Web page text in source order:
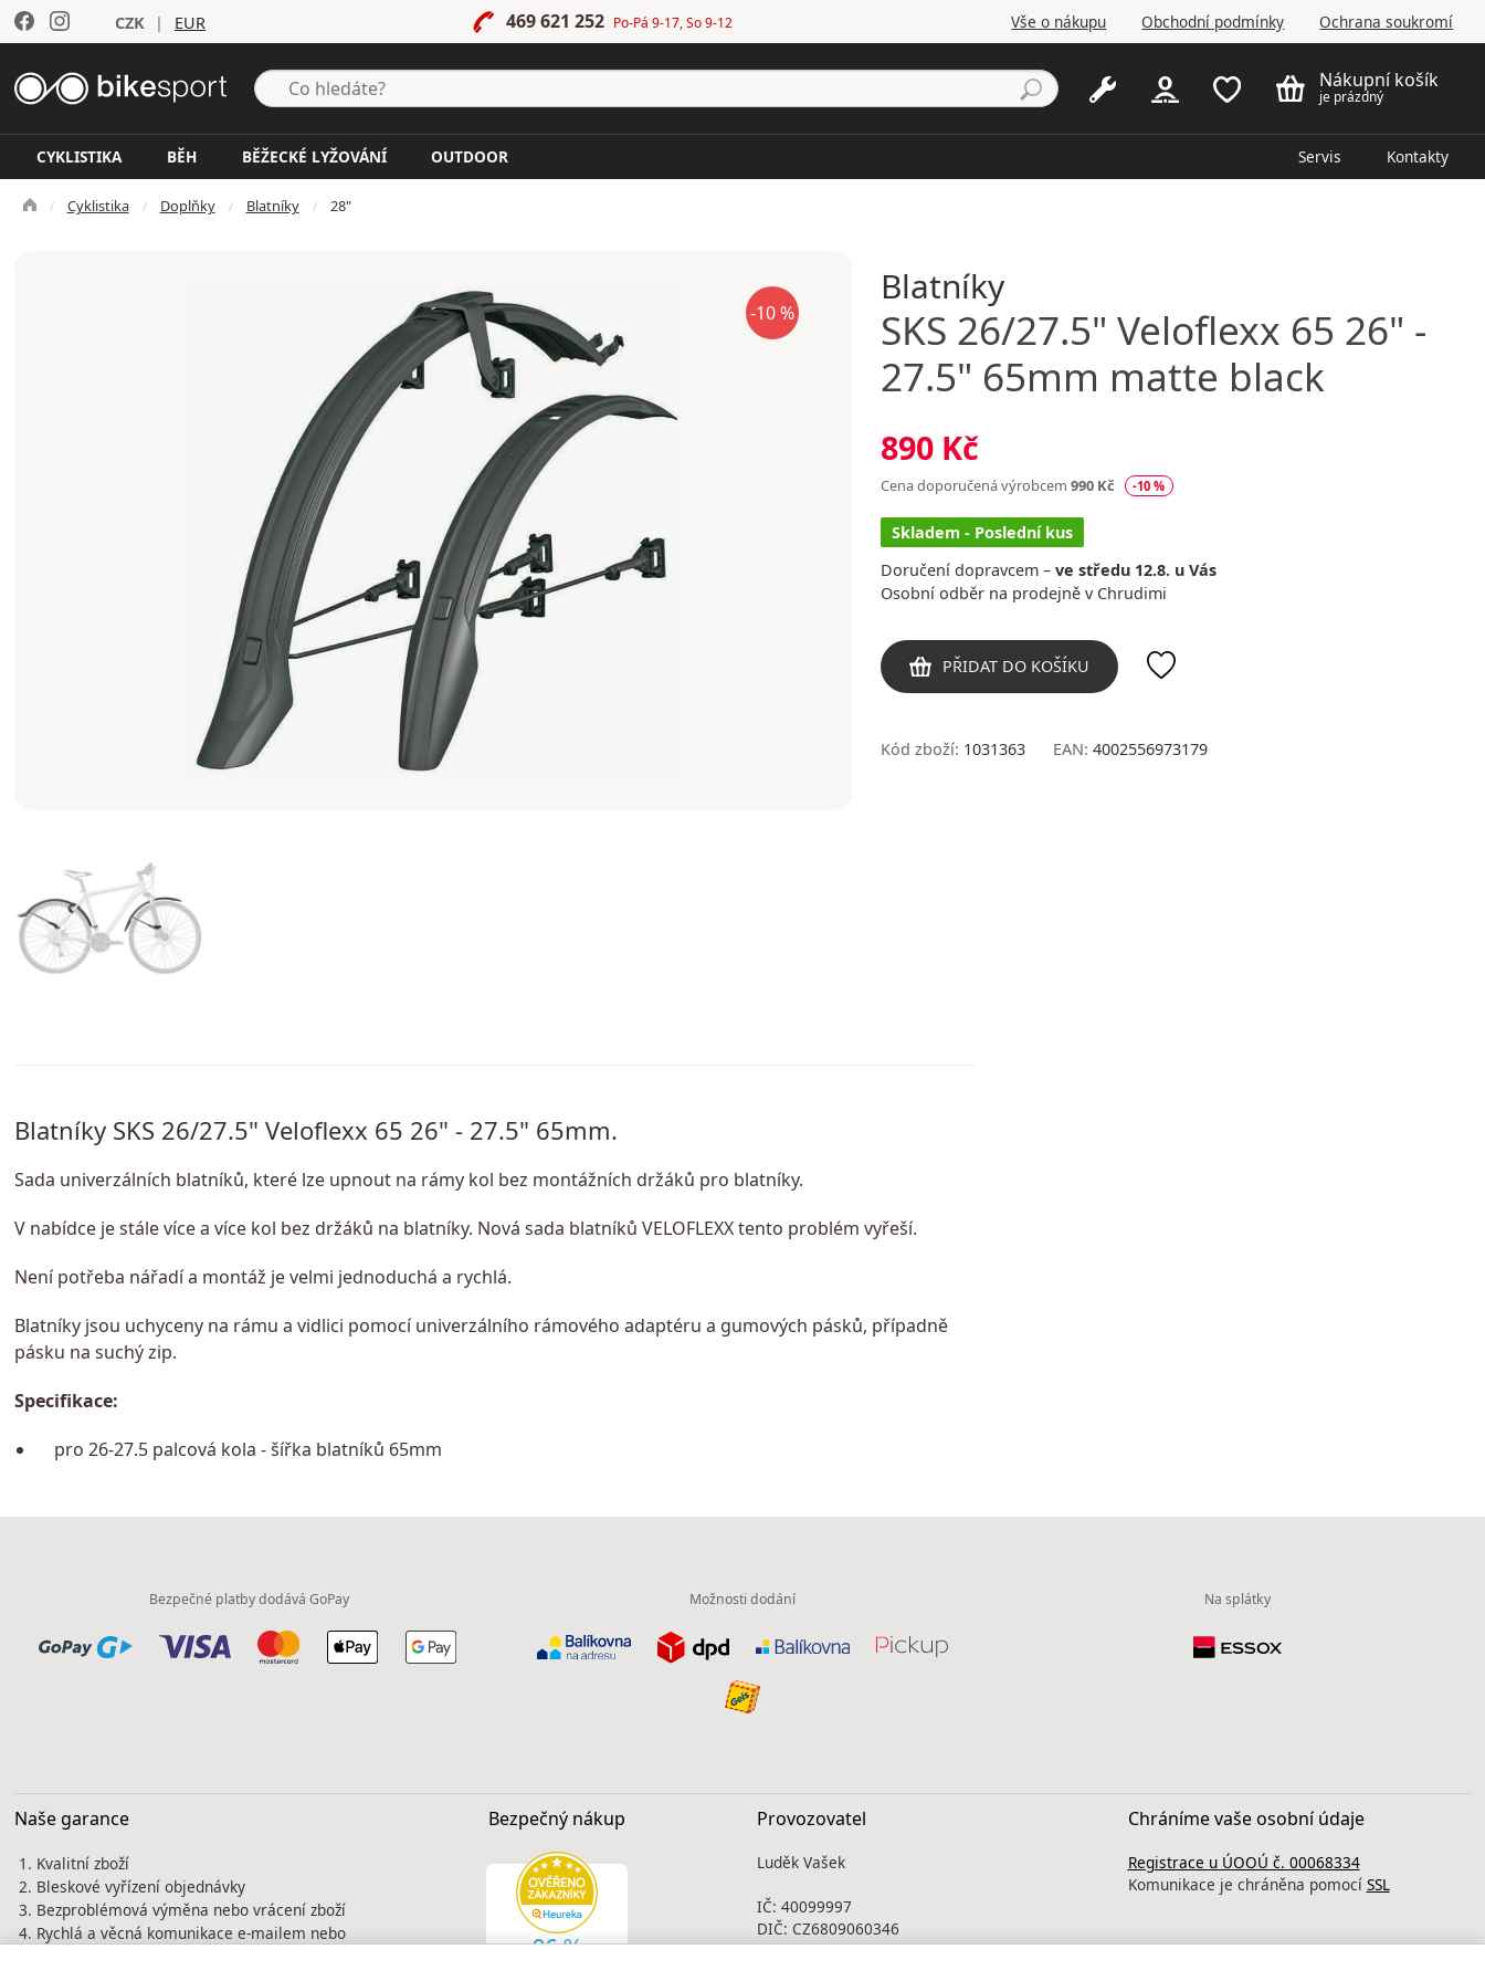
CZK | EUR 469 621 252 Po-Pá 9-17, So 9-12 Vše o nákupu Obchodní podmínky Ochrana soukromí
Nákupní košík
je prázdný
CYKLISTIKA BĚH BĚŽECKÉ LYŽOVÁNÍ OUTDOOR Servis Kontakty
Cyklistika Doplňky Blatníky 28"
-10 %
Blatníky
SKS 26/27.5" Veloflexx 65 26" -
27.5" 65mm matte black
890 Kč
Cena doporučená výrobcem 990 Kč -10 %
Skladem - Poslední kus
Doručení dopravcem – ve středu 12.8. u Vás
Osobní odběr na prodejně v Chrudimi
PŘIDAT DO KOŠÍKU
Kód zboží: 1031363 EAN: 4002556973179
Blatníky SKS 26/27.5" Veloflexx 65 26" - 27.5" 65mm.
Sada univerzálních blatníků, které lze upnout na rámy kol bez montážních držáků pro blatníky.
V nabídce je stále více a více kol bez držáků na blatníky. Nová sada blatníků VELOFLEXX tento problém vyřeší.
Není potřeba nářadí a montáž je velmi jednoduchá a rychlá.
Blatníky jsou uchyceny na rámu a vidlici pomocí univerzálního rámového adaptéru a gumových pásků, případně
pásku na suchý zip.
Specifikace:
pro 26-27.5 palcová kola - šířka blatníků 65mm
Bezpečné platby dodává GoPay Možnosti dodání Na splátky
Naše garance
Kvalitní zboží
Bleskové vyřízení objednávky
Bezproblémová výměna nebo vrácení zboží
Rychlá a věcná komunikace e-mailem nebo
Bezpečný nákup Provozovatel
Luděk Vašek
IČ: 40099997
DIČ: CZ6809060346
Chráníme vaše osobní údaje
Registrace u ÚOOÚ č. 00068334
Komunikace je chráněna pomocí SSL